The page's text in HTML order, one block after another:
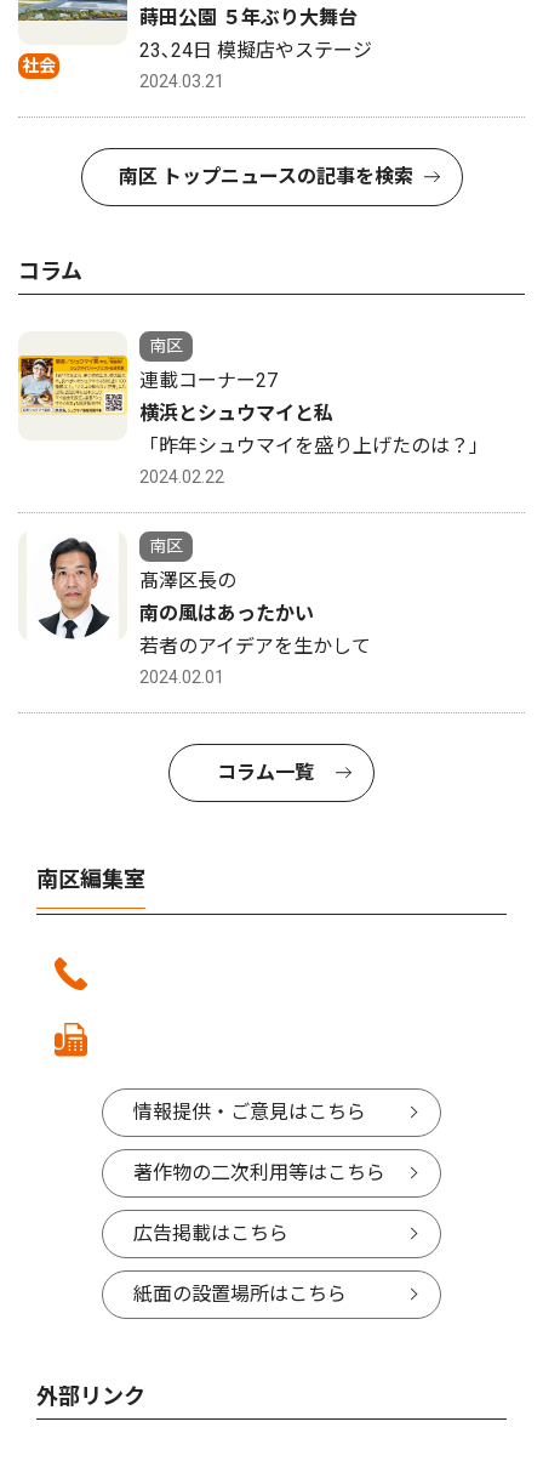
社会
蒔田公園 ５年ぶり大舞台
23､24日 模擬店やステージ
2024.03.21
南区 トップニュースの記事を検索
コラム
南区
連載コーナー27
横浜とシュウマイと私
「昨年シュウマイを盛り上げたのは？」
2024.02.22
南区
髙澤区長の
南の風はあったかい
若者のアイデアを生かして
2024.02.01
コラム一覧
南区編集室
情報提供・ご意見はこちら
著作物の二次利用等はこちら
広告掲載はこちら
紙面の設置場所はこちら
外部リンク